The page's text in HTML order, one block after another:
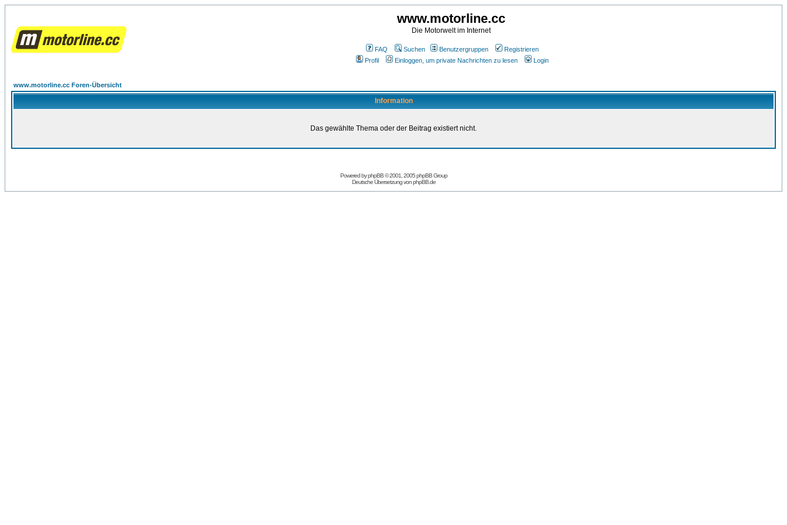
www.motorline.cc
Die Motorwelt im Internet
FAQ Suchen Benutzergruppen
Registrieren
Profil
Einloggen, um private Nachrichten zu lesen Login
www.motorline.cc Foren-Übersicht
Information
Das gewählte Thema oder der Beitrag existiert nicht.
Powered byphpBB© 2001, 2005 phpBB Group
Deutsche Übersetzung vonphpBB.de